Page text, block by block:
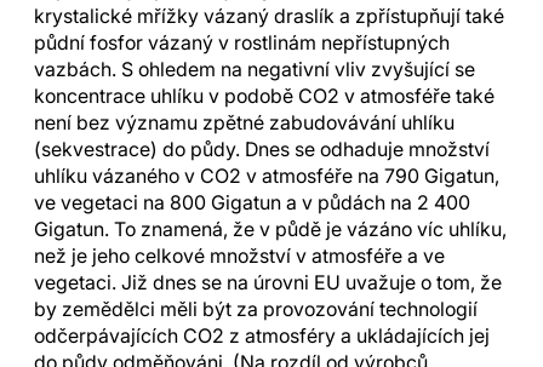
krystalické mřížky vázaný draslík a zpřístupňují také
půdní fosfor vázaný v rostlinám nepřístupných
vazbách. S ohledem na negativní vliv zvyšující se
koncentrace uhlíku v podobě CO2 v atmosféře také
není bez významu zpětné zabudovávání uhlíku
(sekvestrace) do půdy. Dnes se odhaduje množství
uhlíku vázaného v CO2 v atmosféře na 790 Gigatun,
ve vegetaci na 800 Gigatun a v půdách na 2 400
Gigatun. To znamená, že v půdě je vázáno víc uhlíku,
než je jeho celkové množství v atmosféře a ve
vegetaci. Již dnes se na úrovni EU uvažuje o tom, že
by zemědělci měli být za provozování technologií
odčerpávajících CO2 z atmosféry a ukládajících jej
do půdy odměňováni. (Na rozdíl od výrobců